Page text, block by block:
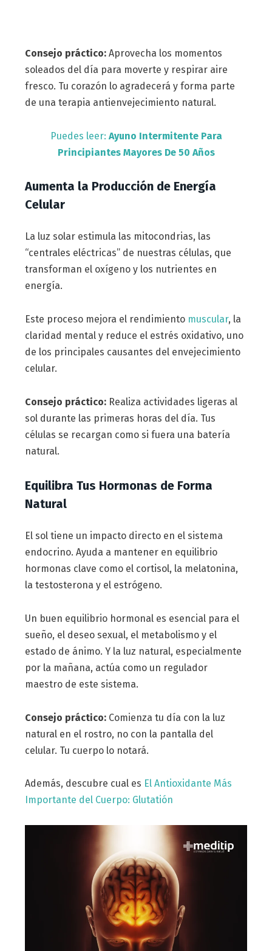
Consejo práctico:Aprovecha los momentos
soleados del día para moverte y respirar aire
fresco. Tu corazón lo agradecerá y forma parte
de una terapia antienvejecimiento natural.
Puedes leer: Ayuno Intermitente Para
Principiantes Mayores De 50 Años
Aumenta la Producción de Energía
Celular
La luz solar estimula las mitocondrias, las
“centrales eléctricas” de nuestras células, que
transforman el oxígeno y los nutrientes en
energía.
Este proceso mejora el rendimiento muscular, la
claridad mental y reduce el estrés oxidativo, uno
de los principales causantes del envejecimiento
celular.
Consejo práctico:Realiza actividades ligeras al
sol durante las primeras horas del día. Tus
células se recargan como si fuera una batería
natural.
Equilibra Tus Hormonas de Forma
Natural
El sol tiene un impacto directo en el sistema
endocrino. Ayuda a mantener en equilibrio
hormonas clave como el cortisol, la melatonina,
la testosterona y el estrógeno.
Un buen equilibrio hormonal es esencial para el
sueño, el deseo sexual, el metabolismo y el
estado de ánimo. Y la luz natural, especialmente
por la mañana, actúa como un regulador
maestro de este sistema.
Consejo práctico:Comienza tu día con la luz
natural en el rostro, no con la pantalla del
celular. Tu cuerpo lo notará.
Además, descubre cual es El Antioxidante Más
Importante del Cuerpo: Glutatión